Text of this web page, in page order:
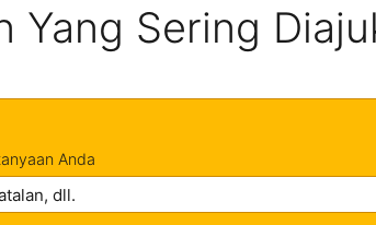
Yang Sering
Anda